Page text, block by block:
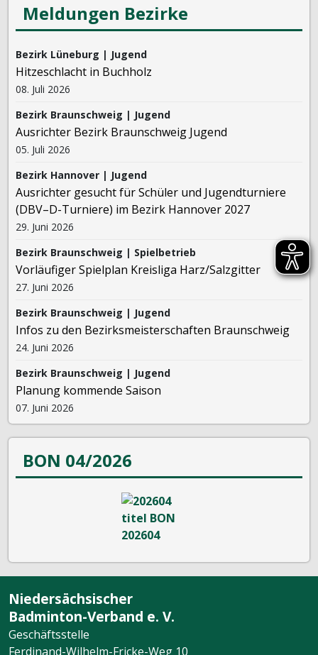
Meldungen Bezirke
Bezirk Lüneburg | Jugend
Hitzeschlacht in Buchholz
08. Juli 2026
Bezirk Braunschweig | Jugend
Ausrichter Bezirk Braunschweig Jugend
05. Juli 2026
Bezirk Hannover | Jugend
Ausrichter gesucht für Schüler und Jugendturniere
(DBV–D-Turniere) im Bezirk Hannover 2027
29. Juni 2026
Bezirk Braunschweig | Spielbetrieb
Vorläufiger Spielplan Kreisliga Harz/Salzgitter
27. Juni 2026
Bezirk Braunschweig | Jugend
Infos zu den Bezirksmeisterschaften Braunschweig
24. Juni 2026
Bezirk Braunschweig | Jugend
Planung kommende Saison
07. Juni 2026
BON 04/2026
Niedersächsischer
Badminton-Verband e. V.
Geschäftsstelle
Ferdinand-Wilhelm-Fricke-Weg 10